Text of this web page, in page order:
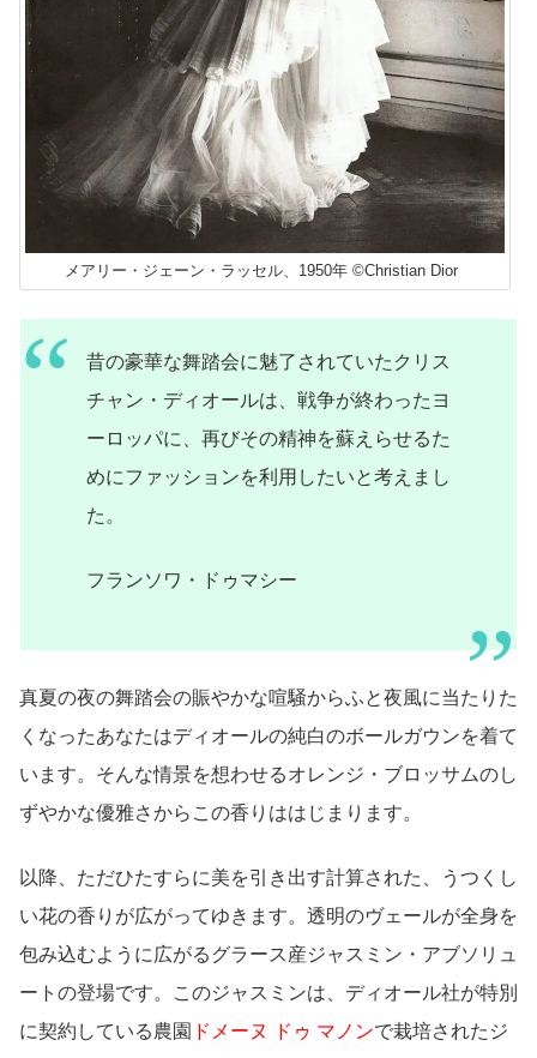
メアリー・ジェーン・ラッセル、1950年 ©Christian Dior
昔の豪華な舞踏会に魅了されていたクリス
チャン・ディオールは、戦争が終わったヨ
ーロッパに、再びその精神を蘇えらせるた
めにファッションを利用したいと考えまし
た。
フランソワ・ドゥマシー
真夏の夜の舞踏会の賑やかな喧騒からふと夜風に当たりた
くなったあなたはディオールの純白のボールガウンを着て
います。そんな情景を想わせるオレンジ・ブロッサムのし
ずやかな優雅さからこの香りははじまります。
以降、ただひたすらに美を引き出す計算された、うつくし
い花の香りが広がってゆきます。透明のヴェールが全身を
包み込むように広がるグラース産ジャスミン・アブソリュ
ートの登場です。このジャスミンは、ディオール社が特別
に契約している農園 ドメーヌ ドゥ マノンで栽培されたジ